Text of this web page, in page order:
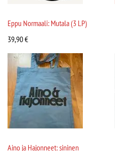
Eppu Normaali: Mutala (3 LP)
39,90€
Aino ja Hajonneet: sininen